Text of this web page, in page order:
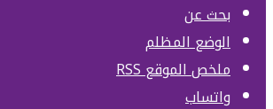
بحث عن
الوضع المظلم
ملخص الموقع RSS
واتساب